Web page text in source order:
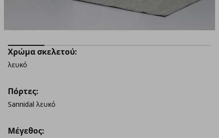
Χρώμα σκελετού:
λευκό
Πόρτες:
Sannidal λευκό
Μέγεθος: